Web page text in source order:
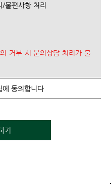
불편사항 처리
거부 시 문의상담 처리가 불
동의합니다